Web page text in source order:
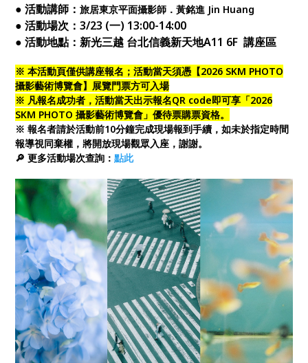
● 活動講師：旅居東京平面攝影師．黃銘進 Jin Huang
● 活動場次：3/23 (一) 13:00-14:00
● 活動地點：新光三越 台北信義新天地A11 6F 講座區
※ 本活動頁僅供講座報名；活動當天須憑【2026 SKM PHOTO
攝影藝術博覽會】展覽門票方可入場
※ 凡報名成功者，活動當天出示報名QR code即可享「2026
SKM PHOTO 攝影藝術博覽會」優待票購票資格。
※ 報名者請於活動前10分鐘完成現場報到手續，如未於指定時間
報導視同棄權，將開放現場觀眾入座，謝謝。
🔎 更多活動場次查詢：點此